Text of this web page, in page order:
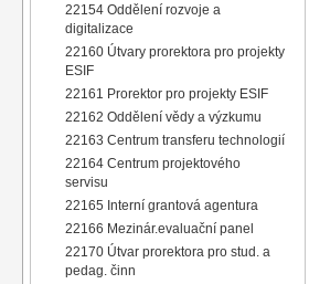
22154 Oddělení rozvoje a
digitalizace
22160 Útvary prorektora pro projekty
ESIF
22161 Prorektor pro projekty ESIF
22162 Oddělení vědy a výzkumu
22163 Centrum transferu technologií
22164 Centrum projektového
servisu
22165 Interní grantová agentura
22166 Mezinár.evaluační panel
22170 Útvar prorektora pro stud. a
pedag. činn